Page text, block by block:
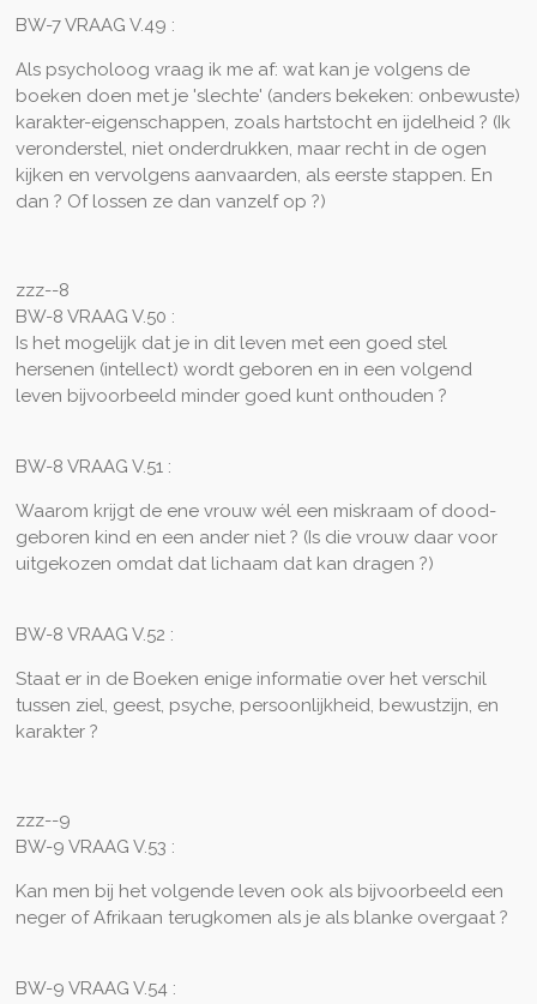
BW-7 VRAAG V.49 :
Als psycholoog vraag ik me af: wat kan je volgens de
boeken doen met je 'slechte' (anders bekeken: onbewuste)
karakter-eigenschappen, zoals hartstocht en ijdelheid ? (Ik
veronderstel, niet onderdrukken, maar recht in de ogen
kijken en vervolgens aanvaarden, als eerste stappen. En
dan ? Of lossen ze dan vanzelf op ?)
zzz--8
BW-8 VRAAG V.50 :
Is het mogelijk dat je in dit leven met een goed stel
hersenen (intellect) wordt geboren en in een volgend
leven bijvoorbeeld minder goed kunt onthouden ?
BW-8 VRAAG V.51 :
Waarom krijgt de ene vrouw wél een miskraam of dood-
geboren kind en een ander niet ? (Is die vrouw daar voor
uitgekozen omdat dat lichaam dat kan dragen ?)
BW-8 VRAAG V.52 :
Staat er in de Boeken enige informatie over het verschil
tussen ziel, geest, psyche, persoonlijkheid, bewustzijn, en
karakter ?
zzz--9
BW-9 VRAAG V.53 :
Kan men bij het volgende leven ook als bijvoorbeeld een
neger of Afrikaan terugkomen als je als blanke overgaat ?
BW-9 VRAAG V.54 :